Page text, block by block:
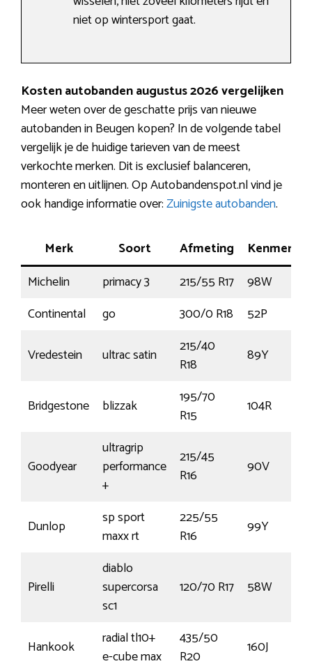
niet op wintersport gaat.
Kosten autobanden augustus 2026 vergelijken
Meer weten over de geschatte prijs van nieuwe
autobanden in Beugen kopen? In de volgende tabel
vergelijk je de huidige tarieven van de meest
verkochte merken. Dit is exclusief balanceren,
monteren en uitlijnen. Op Autobandenspot.nl vind je
ook handige informatie over:Zuinigste autobanden.
Merk Soort Afmeting
Kenmerk
Michelin
primacy 3 215/55 R17
98W
Continental
go 300/0 R18
52P
Vredestein
ultrac satin
215/40
R18
89Y
Bridgestone blizzak
195/70
R15
104R
Goodyear
ultragrip
performance
+
215/45
R16
90V
Dunlop
sp sport
maxx rt
225/55
R16
99Y
Pirelli
diablo
supercorsa
sc1
120/70 R17 58W
Hankook
radial tl10+
e-cube max
435/50
R20
160J